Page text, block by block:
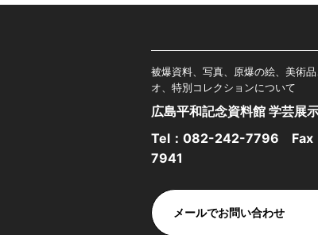
被爆資料、写真、原爆の絵、美術
オ、特別コレクションについて
広島平和記念資料館 学芸展
Tel： 082-242-7796 Fax
7941
メールでお問い合わせ